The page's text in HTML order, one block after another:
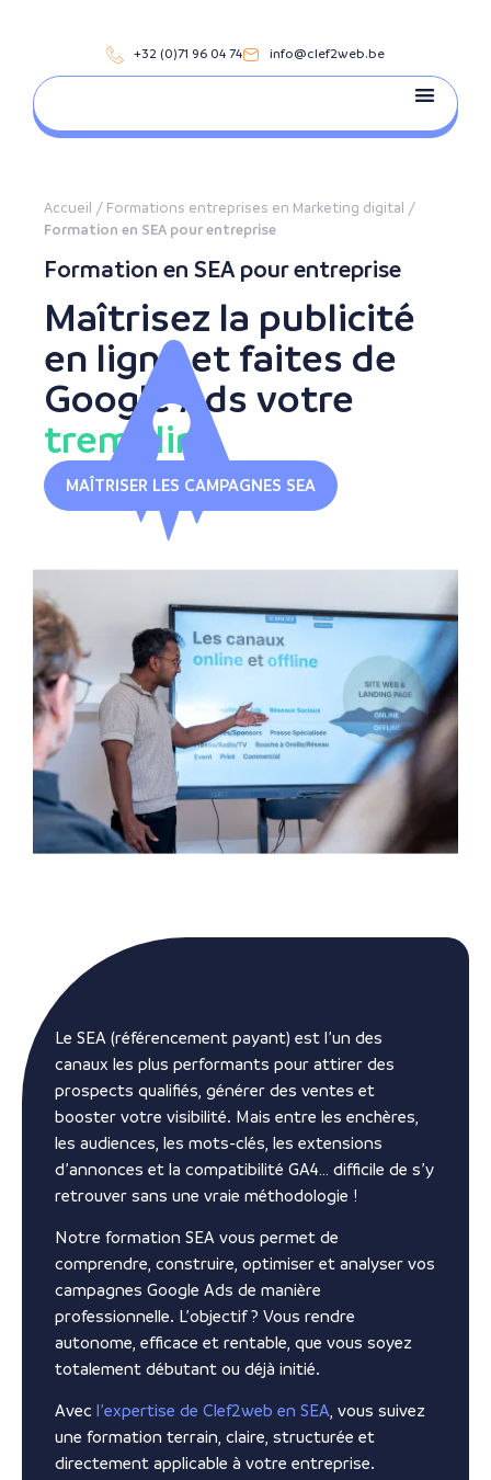
+32 (0)71 96 04 74 info@clef2web.be
Formation en SEA pour entreprise
Maîtrisez la publicité
en ligne et faites de
Google Ads votre
tremplin
Accueil / Formations entreprises en Marketing digital /
Formation en SEA pour entreprise
MAÎTRISER LES CAMPAGNES SEA
Le SEA (référencement payant) est l’un des
canaux les plus performants pour attirer des
prospects qualifiés, générer des ventes et
booster votre visibilité. Mais entre les enchères,
les audiences, les mots-clés, les extensions
d’annonces et la compatibilité GA4… difficile de s’y
retrouver sans une vraie méthodologie !
Notre formation SEA vous permet de
comprendre, construire, optimiser et analyser vos
campagnes Google Ads de manière
professionnelle. L’objectif ? Vous rendre
autonome, efficace et rentable, que vous soyez
totalement débutant ou déjà initié.
Avec l’expertise de Clef2web en SEA, vous suivez
une formation terrain, claire, structurée et
directement applicable à votre entreprise.